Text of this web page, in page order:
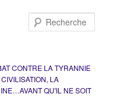
CONTRE LA TYRANNIE
LA
QU'IL NE SOIT